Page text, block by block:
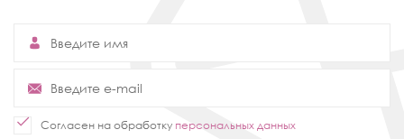
Согласен на обработку персональных данных